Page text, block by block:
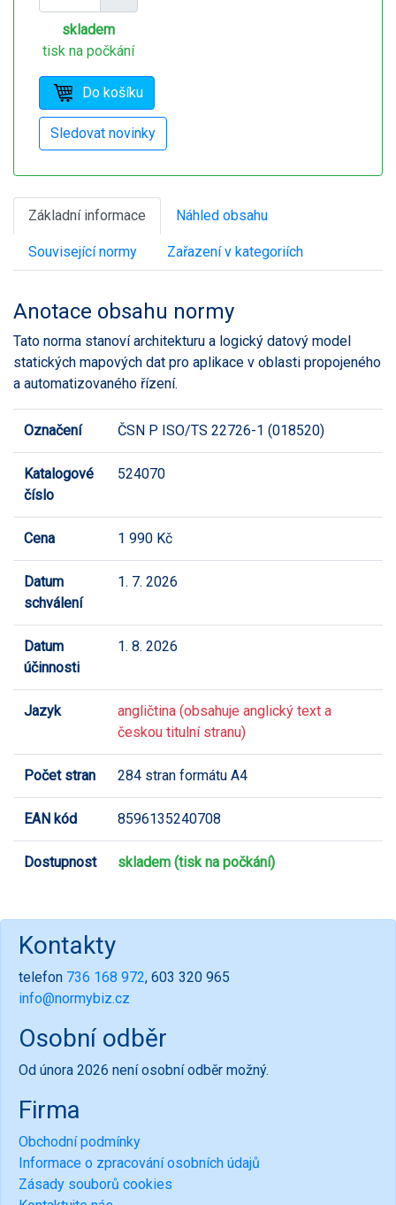
skladem
tisk na počkání
Základní informace Náhled obsahu
Související normy Zařazení v kategoriích
Anotace obsahu normy
Tato norma stanoví architekturu a logický datový model
statických mapových dat pro aplikace v oblasti propojeného
a automatizovaného řízení.
Označení ČSN P ISO/TS 22726-1 (018520)
Katalogové
číslo
524070
Cena 1 990 Kč
Datum
schválení
1. 7. 2026
Datum
účinnosti
1. 8. 2026
Jazyk
angličtina (obsahuje anglický text a
českou titulní stranu)
Počet stran 284 stran formátu A4
EAN kód 8596135240708
Dostupnost skladem (tisk na počkání)
Kontakty
telefon 736 168 972, 603 320 965
info@normybiz.cz
Osobní odběr
Od února 2026 není osobní odběr možný.
Firma
Obchodní podmínky
Informace o zpracování osobních údajů
Zásady souborů cookies